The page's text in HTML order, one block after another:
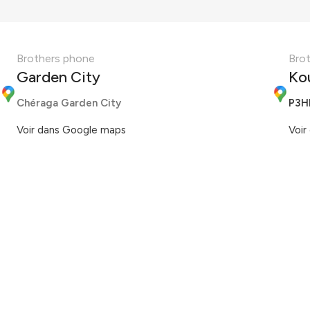
Brothers phone
Garden City
Chéraga Garden City
Voir dans Google maps Voir